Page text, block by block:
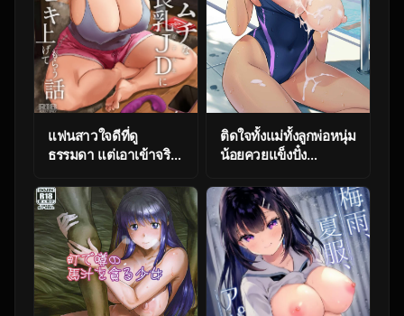
แฟนสาวใจดีที่ดู
ธรรมดา แต่เอาเข้าจริง
ทุกที [Uniyaa (Ikinari
Mojio)] Megumi
karada de
muchimuchina
chounyuu JD ni chi
po o shigoki agete
morau hanashi
ติดใจทั้งแม่ทั้งลูกพ่อหนุ่ม
น้อยควยแข็งปั๋ง
no Okaa-san ni
Doutei o Ubawareru
Hanashi